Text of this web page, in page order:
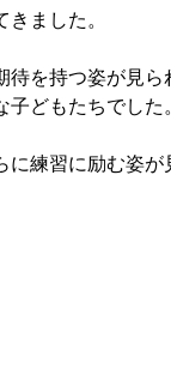
ました。
待を持つ姿が見
どもたちでした。
練習に励む姿